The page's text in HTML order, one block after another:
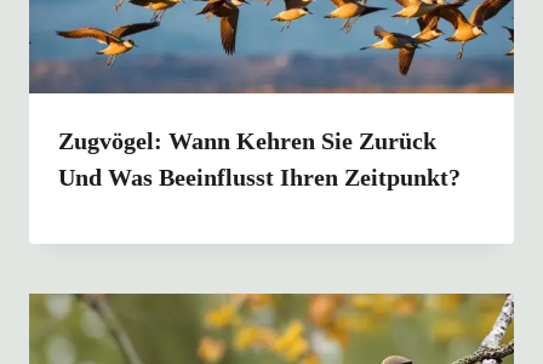
Zugvögel: Wann Kehren Sie Zurück
Und Was Beeinflusst Ihren Zeitpunkt?